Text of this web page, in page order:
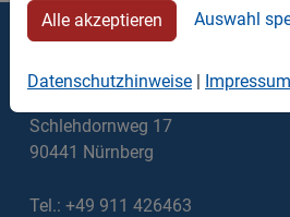
Thomas Walter
Schlehdornweg 17
90441 Nürnberg
Tel.: +49 911 426463
Alle akzeptieren Auswahl
Datenschutzhinweise | Impressum